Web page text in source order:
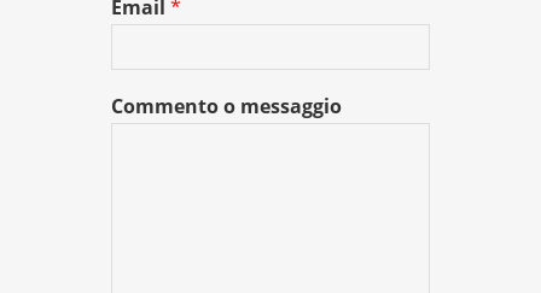
Email*
Commento o messaggio